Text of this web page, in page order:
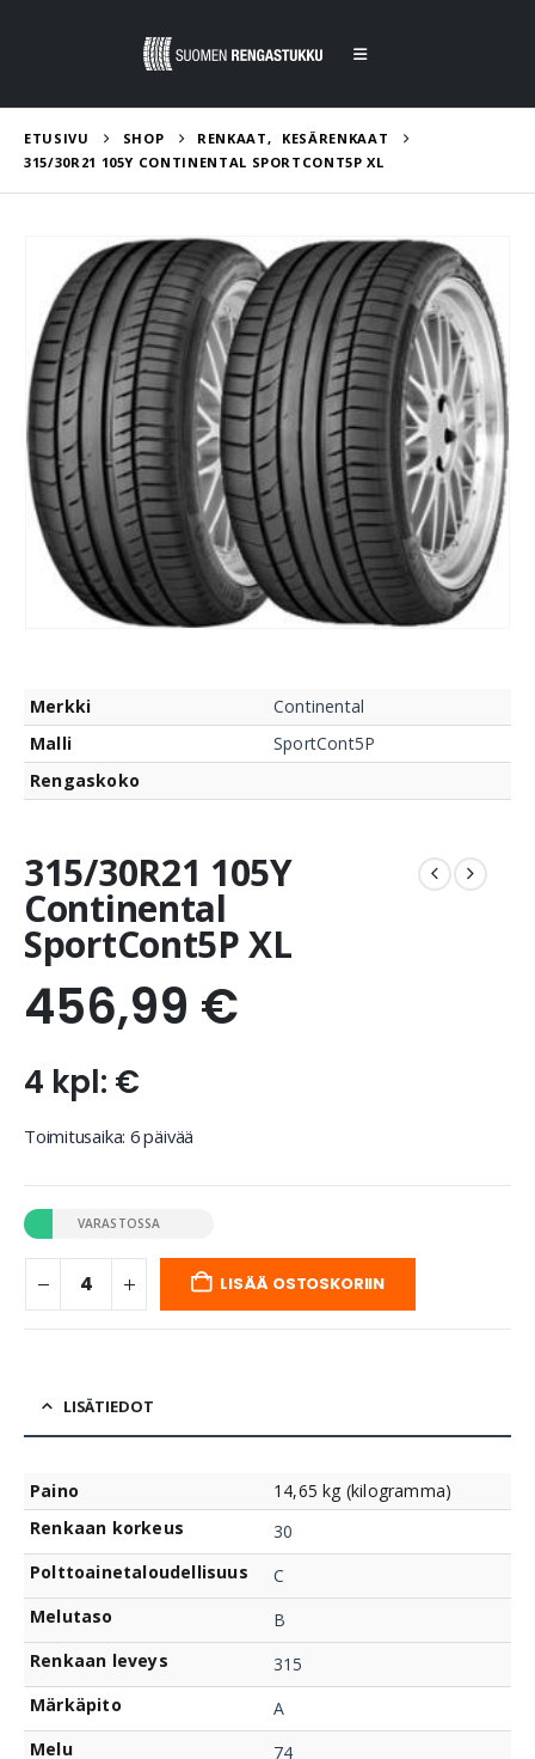
ETUSIVU SHOP RENKAAT,
KESÄRENKAAT
315/30R21 105Y CONTINENTAL SPORTCONT5P XL
Merkki
Continental
Malli
SportCont5P
Rengaskoko
315/30R21 105Y
Continental
SportCont5P XL
456,99 €
4 kpl: €
Toimitusaika: 6 päivää
VARASTOSSA
LISÄÄ OSTOSKORIIN
LISÄTIEDOT
Paino
14,65 kg (kilogramma)
Renkaan korkeus
30
Polttoainetaloudellisuus
C
Melutaso
B
Renkaan leveys
315
Märkäpito
A
Melu
74